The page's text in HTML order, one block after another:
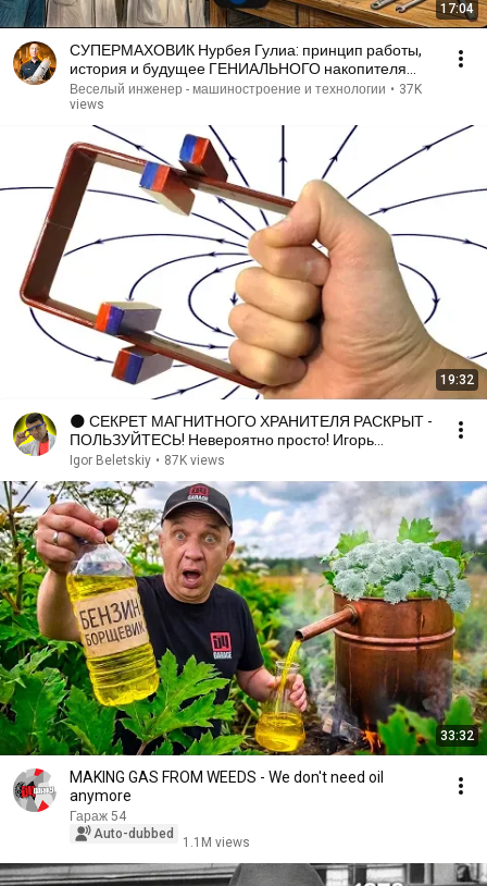
17:04
СУПЕРМАХОВИК Нурбея Гулиа: принцип работы,
история и будущее ГЕНИАЛЬНОГО накопителя
энергии!
Веселый инженер - машиностроение и технологии • 37K
views
19:32
🌑 СЕКРЕТ МАГНИТНОГО ХРАНИТЕЛЯ РАСКРЫТ -
ПОЛЬЗУЙТЕСЬ! Невероятно просто! Игорь
Белецкий
Igor Beletskiy • 87K views
33:32
MAKING GAS FROM WEEDS - We don't need oil
anymore
Гараж 54
Auto-dubbed
1.1M views